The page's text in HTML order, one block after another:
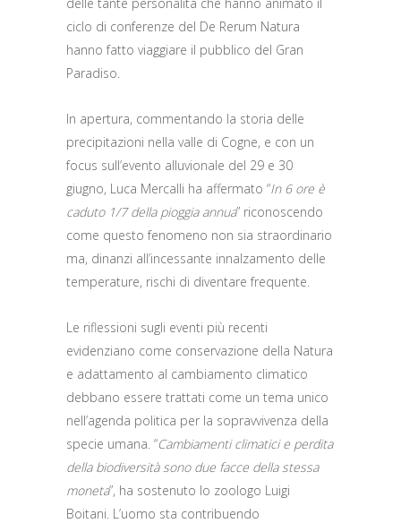
ciclo di conferenze del De Rerum Natura
hanno fatto viaggiare il pubblico del Gran
Paradiso.
In apertura, commentando la storia delle
precipitazioni nella valle di Cogne, e con un
focus sull’evento alluvionale del 29 e 30
giugno, Luca Mercalli ha affermato “In 6 ore è
caduto 1/7 della pioggia annua” riconoscendo
come questo fenomeno non sia straordinario
ma, dinanzi all’incessante innalzamento delle
temperature, rischi di diventare frequente.
Le riflessioni sugli eventi più recenti
evidenziano come conservazione della Natura
e adattamento al cambiamento climatico
debbano essere trattati come un tema unico
nell’agenda politica per la sopravvivenza della
specie umana. “Cambiamenti climatici e perdita
della biodiversità sono due facce della stessa
moneta”, ha sostenuto lo zoologo Luigi
Boitani. L’uomo sta contribuendo